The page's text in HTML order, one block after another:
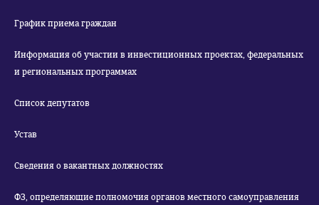
График приема граждан
Информация об участии в инвестиционных проектах, федеральных
и региональных программах
Список депутатов
Устав
Сведения о вакантных должностях
ФЗ, определяющие полномочия органов местного самоуправления